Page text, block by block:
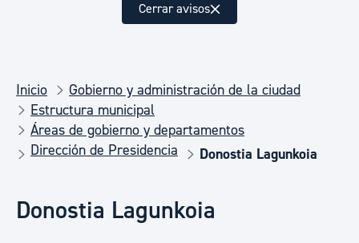
Cerrar avisos
Inicio
Gobierno y administración de la ciudad
Estructura municipal
Áreas de gobierno y departamentos
Dirección de Presidencia
Donostia Lagunkoia
Donostia Lagunkoia